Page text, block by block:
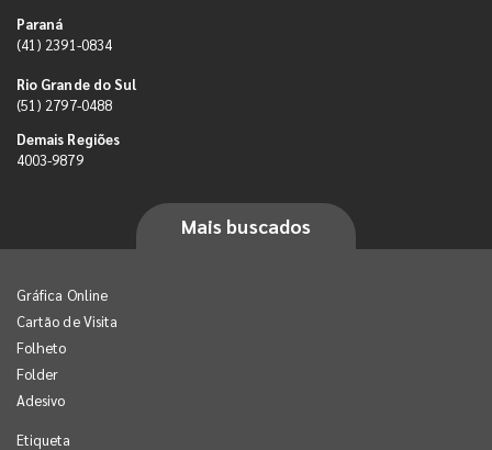
Paraná
(41) 2391-0834
Rio Grande do Sul
(51) 2797-0488
Demais Regiões
4003-9879
Mais buscados
Gráfica Online
Cartão de Visita
Folheto
Folder
Adesivo
Etiqueta